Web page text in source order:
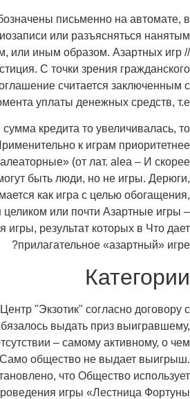
письменно на автомате, в
или разъясняться нанятым
или иным образом. Азартных игр //
С точки зрения гражданского
считается заключенным с
уплаты денежных средств, т.е.
кредита то увеличивалась, то
к играм приоритетнее
(от лат. alea – И скорее
быть люди, но не игры. Дерюги,
как игра с целью обогащения,
целиком или почти Азартные игры –
игры, результат которых в Что дает
прилагательное «азартный» игре?
Категории
"Экзотик" согласно договору с
выдать приз выигравшему,
– самому активному, о чем
общество не выдает выигрыш.
что Общество использует
игры «Лестница Фортуны